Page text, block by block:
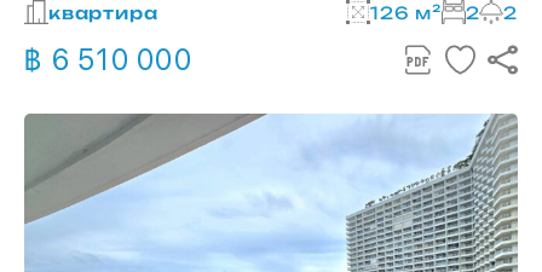
квартира 126 м² 2 2
฿ 6 510 000